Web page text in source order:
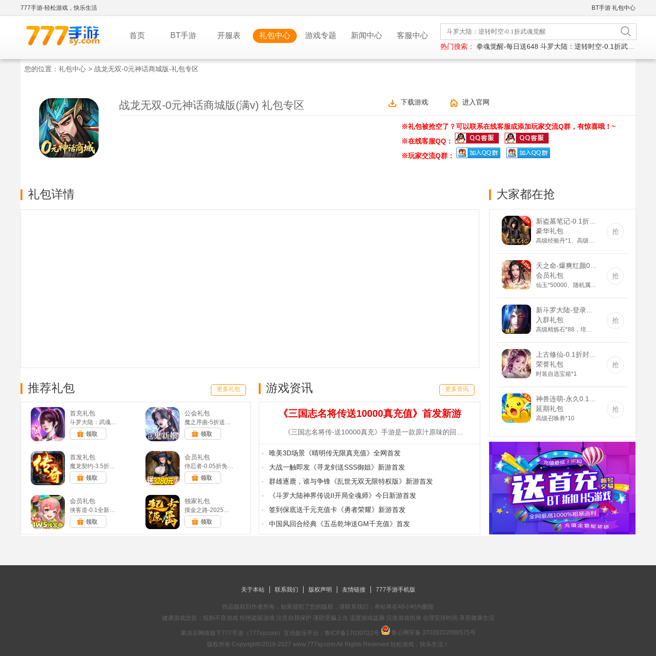
777手游-轻松游戏，快乐生活 BT手游 礼包中心
首页 BT手游 开服表 礼包中心 游戏专题 新闻中心 客服中心
热门搜索： 拳魂觉醒-每日送648 斗罗大陆：逆转时空-0.1折武魂觉醒
您的位置： 礼包中心 > 战龙无双-0元神话商城版-礼包专区
战龙无双-0元神话商城版(满v) 礼包专区 下载游戏 进入官网
※礼包被抢空了？可以联系在线客服或添加玩家交流Q群，有惊喜哦！~
※在线客服QQ：
※玩家交流Q群：
礼包详情
推荐礼包 更多礼包
首充礼包
斗罗大陆：武魂觉醒(满v)
领取
公会礼包
魔之序曲-5折送鬼新娘(满v)
领取
首发礼包
魔龙契约-3.5折福利传奇(满v)
领取
会员礼包
侍忍者-0.05折免费版(满v)
领取
会员礼包
侠客道-0.1全新混沌免费版(满v)
领取
独家礼包
摸金之路-2025新年起源专属(无VIP)
领取
游戏资讯 更多资讯
《三国志名将传送10000真充值》首发新游
唯美3D场景《晴明传无限真充值》全网首发
大战一触即发《寻龙剑送SSS御姐》新游首发
群雄逐鹿，谁与争锋《乱世无双无限特权版》新游首发
《斗罗大陆神界传说II开局全魂师》今日新游首发
签到保底送千元充值卡《勇者荣耀》新游首发
中国风回合经典《五岳乾坤送GM千充值》首发
大家都在抢
豪华礼包
抢
会员礼包
抢
入群礼包
抢
荣誉礼包
时装自选宝箱*1
抢
延期礼包
高级召唤券*10
抢
关于本站 联系我们 版权声明 友情链接 777手游手机版
作品版权归作者所有，如果侵犯了您的版权，请联系我们，本站将在48小时内删除
健康游戏忠告：抵制不良游戏 拒绝盗版游戏 注意自我保护 谨防受骗上当 适度游戏益脑 沉迷游戏伤身 合理安排时间 享受健康生活
果冻豆网络旗下777手游（777sy.com）互动娱乐平台： 鲁ICP备17030722号
鲁公网安备 37028202000575号
版权所有 Copyright©2016-2027 www.777sy.com All Rights Reserved 轻松游戏，快乐生活！